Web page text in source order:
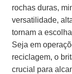
rochas duras,
versatilidade,
tornam a
Seja em
reciclagem, o
crucial para